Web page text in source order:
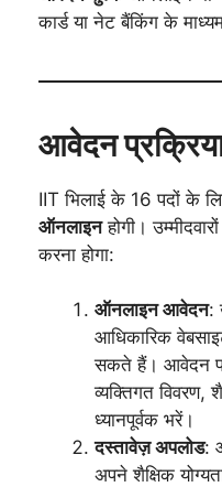
कार्ड या नेट बैंकिंग के
आवेदन
IIT भिलाई के 16 पदों के
ऑनलाइनहोगी।
करना होगा:
ऑनलाइन आवेदन:
आधिकारिक
सकते हैं। आवेदन
व्यक्तिगत विवरण,
ध्यानपूर्वक भरें।
दस्तावेज़ अपलोड:
अपने शैक्षिक